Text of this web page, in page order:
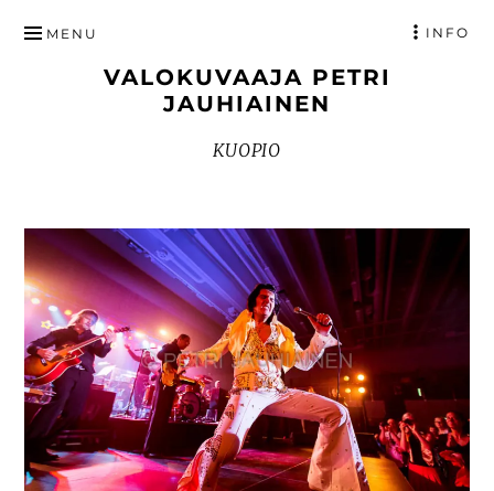
SISÄLTÖÖN
VALOKUVAAJA PETRI
JAUHIAINEN
KUOPIO
MENU INFO